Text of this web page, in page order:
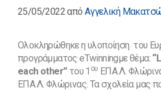
25/05/2022απόΑγγελική
Ολοκληρώθηκε η υλοποίηση του
προγράμματος eTwinningμε θέμα:
each other”του 1 ου ΕΠΑ.Λ.
ΕΠΑ.Λ. Φλώρινας. Τα σχολεία μας